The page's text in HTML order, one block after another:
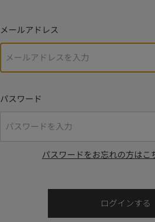
メールアドレス
パスワード
パスワードをお忘れの方はこ